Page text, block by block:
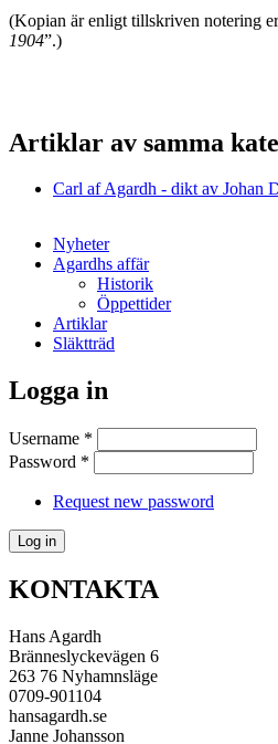
(Kopian är enligt tillskriven notering
1904”.)
Artiklar av samma
Carl af Agardh - dikt av Johan
Nyheter
Agardhs affär
Historik
Öppettider
Artiklar
Släktträd
Logga in
Username *
Password *
Request new password
KONTAKTA
Hans Agardh
Bränneslyckevägen 6
263 76 Nyhamnsläge
0709-901104
hansagardh.se
Janne Johansson